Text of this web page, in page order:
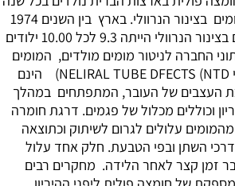
כ-2500 תינוקות עם מומים בצינור הנרוולי. בארץ בין השנים 1974
– 1988 שכיחות המומים בצינור הנרוולי הייתה 9.3 לכל 10.00 ילודים
החברה לניטור מומים מולדים, המומים
מולדים בצינור הנרוולי NTD) NELIRAL TUBE DFECTS) הינם
העצבים של העובר, המתפתחים במהלך
וכוללים מכלול של פגמים. דרגת חומרה
עלולים לגרום לשיתוק וכתוצאה
השתן ובפי הטבעת. חלק אחד עלול
זמן קצר לאחר הלידה. מחקרים רבים